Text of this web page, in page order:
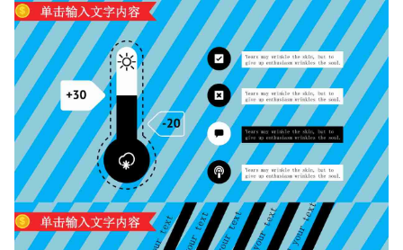
如果关注公众号就更好了
确认下载 取消